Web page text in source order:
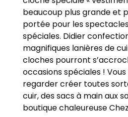
beaucoup plus grande et
portée pour les
spéciales. Didier
magnifiques lanières de
cloches pourront
occasions spéciales !
regarder créer toutes
cuir, des sacs à main aux
boutique chaleureuse